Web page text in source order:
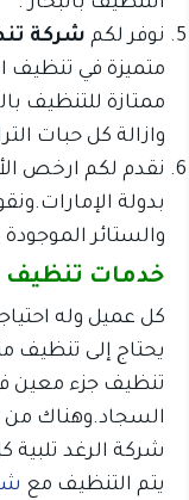
نوفر لكم شركة
متميزة في تنظيف
ممتازة للتنظيف
وازالة كل حبات
نقدم لكم ارخص
بدولة
والستائر
خدمات تنظيف
كل عميل وله
يحتاج إلى تنظيف
تنظيف جزء معين
السجاد.وهناك من
شركة الرغد
يتم التنظيف مع